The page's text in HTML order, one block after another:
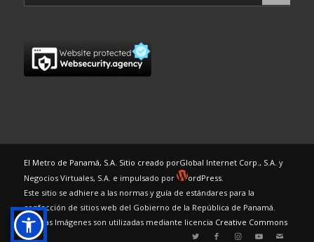
El Metro de Panamá, S.A. Sitio creado porGlobal Internet Corp., S.A. y
Negocios Virtuales, S.A. e impulsado por
ordPress.
Este sitio se adhiere a las normas y guía de estándares para la
confección de sitios web del Gobierno de la República de Panamá.
Algunas Imágenes son utilizadas mediante licencia Creative Commons